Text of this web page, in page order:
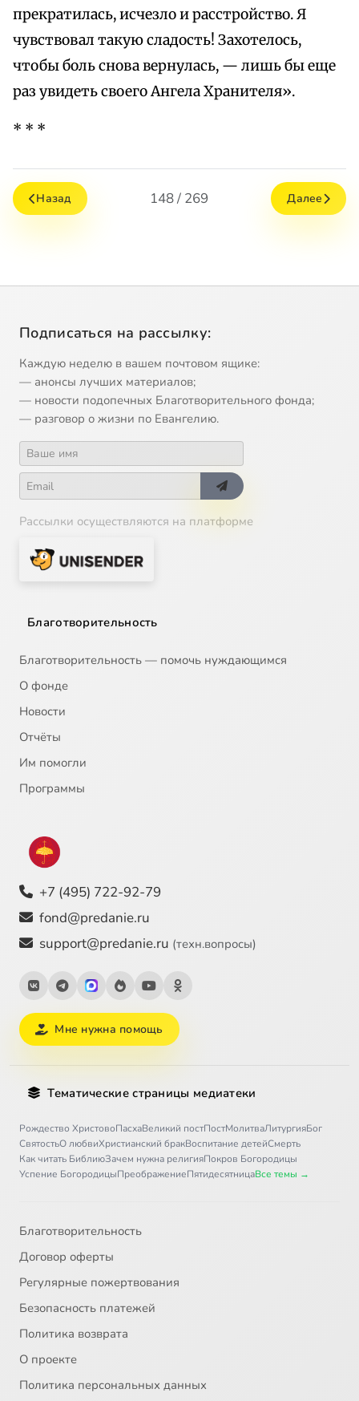
прекратилась, исчезло и расстройство. Я
чувствовал такую сладость! Захотелось,
чтобы боль снова вернулась, — лишь бы еще
раз увидеть своего Ангела Хранителя».
* * *
Назад 148 / 269 Далее
Подписаться на рассылку:
Каждую неделю в вашем почтовом ящике:
— анонсы лучших материалов;
— новости подопечных Благотворительного фонда;
— разговор о жизни по Евангелию.
Рассылки осуществляются на платформе
Благотворительность
Благотворительность — помочь нуждающимся
О фонде
Новости
Отчёты
Им помогли
Программы
+7 (495) 722-92-79
fond@predanie.ru
support@predanie.ru (техн.вопросы)
Мне нужна помощь
Тематические страницы медиатеки
Рождество ХристовоПасхаВеликий постПостМолитваЛитургияБог
СвятостьО любвиХристианский бракВоспитание детейСмерть
Как читать БиблиюЗачем нужна религияПокров Богородицы
Успение БогородицыПреображениеПятидесятницаВсе темы →
Благотворительность
Договор оферты
Регулярные пожертвования
Безопасность платежей
Политика возврата
О проекте
Политика персональных данных